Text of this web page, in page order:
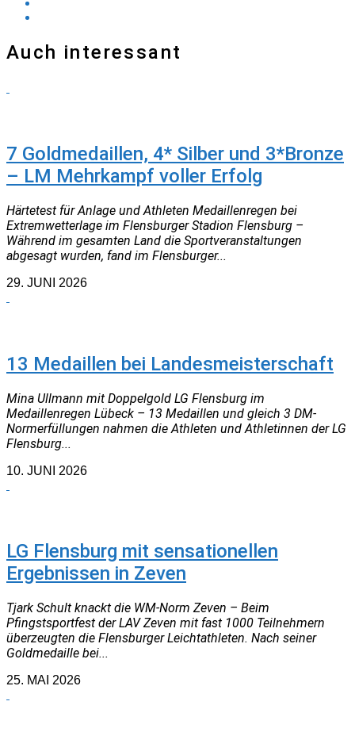
Auch interessant
7 Goldmedaillen, 4* Silber und 3*Bronze
– LM Mehrkampf voller Erfolg
Härtetest für Anlage und Athleten Medaillenregen bei
Extremwetterlage im Flensburger Stadion Flensburg –
Während im gesamten Land die Sportveranstaltungen
abgesagt wurden, fand im Flensburger...
29. JUNI 2026
13 Medaillen bei Landesmeisterschaft
Mina Ullmann mit Doppelgold LG Flensburg im
Medaillenregen Lübeck – 13 Medaillen und gleich 3 DM-
Normerfüllungen nahmen die Athleten und Athletinnen der LG
Flensburg...
10. JUNI 2026
LG Flensburg mit sensationellen
Ergebnissen in Zeven
Tjark Schult knackt die WM-Norm Zeven – Beim
Pfingstsportfest der LAV Zeven mit fast 1000 Teilnehmern
überzeugten die Flensburger Leichtathleten. Nach seiner
Goldmedaille bei...
25. MAI 2026